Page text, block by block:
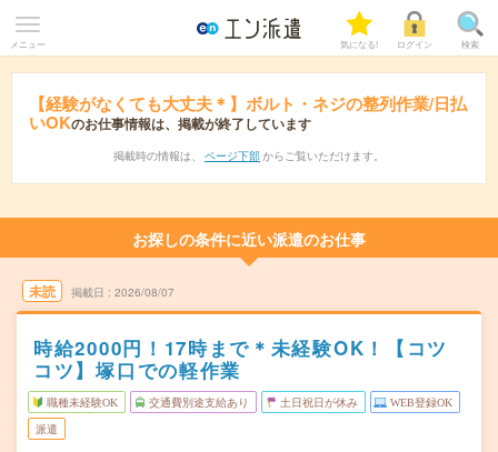
メニュー 気になる! ログイン 検索
【経験がなくても大丈夫＊】ボルト・ネジの整列作業/日払
いOKのお仕事情報は、掲載が終了しています
掲載時の情報は、 ページ下部 からご覧いただけます。
お探しの条件に近い派遣のお仕事
未読 掲載日 2026/08/07
時給2000円！17時まで＊未経験OK！【コツ
コツ】塚口での軽作業
職種未経験OK 交通費別途支給あり 土日祝日が休み WEB登録OK
派遣